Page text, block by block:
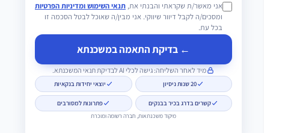
אני מאשר/ת שקראתי והבנתי את, תנאי השימוש ומדיניות הפרטיות
ומסכים/ה לקבל דיוור שיווקי. אני מבין/ה שאוכל לבטל הסכמה זו
בכל עת.
← בדיקת התאמה במשכנתא
מיד לאחר השליחה: גישה לכלי AI לבדיקת תנאי המשכנתא.
20 שנות ניסיון יוצאי יחידות בנקאיות
קשרים בדרג בכיר בבנקים פתרונות למסורבים
מיקוד משכנתאות, חברה רשומה ומוכרת